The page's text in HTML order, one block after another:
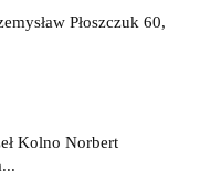
Płoszczuk 60,
Kolno Norbert